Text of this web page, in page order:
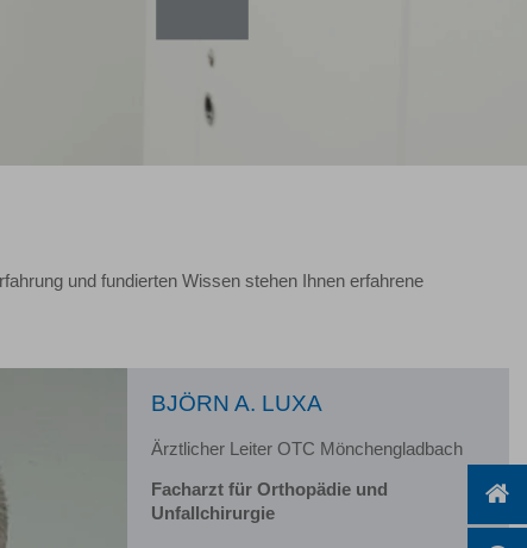
und fundierten Wissen stehen Ihnen erfahrene
BJÖRN A. LUXA
Ärztlicher Leiter OTC Mönchengladbach
Facharzt für Orthopädie und
Unfallchirurgie